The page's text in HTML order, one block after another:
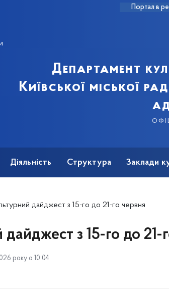
Портал в
Департамент
Київської міської
Діяльність Структура Заклади
дайджест з 15-го до 21-го червня
з 15-го до 21-
року о 10:04